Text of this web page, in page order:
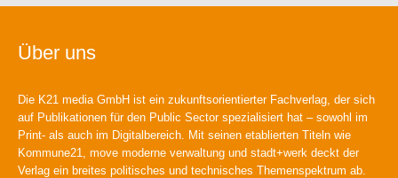
Über uns
Die K21 media GmbH ist ein zukunftsorientierter Fachverlag, der sich
auf Publikationen für den Public Sector spezialisiert hat – sowohl im
Print- als auch im Digitalbereich. Mit seinen etablierten Titeln wie
Kommune21, move moderne verwaltung und stadt+werk deckt der
Verlag ein breites politisches und technisches Themenspektrum ab.